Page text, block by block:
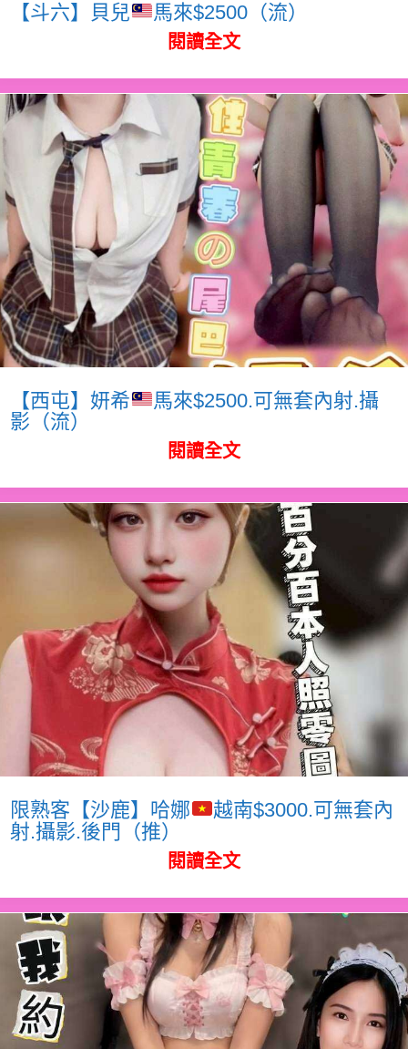
【斗六】貝兒 馬來$2500（流）
閱讀全文
【西屯】妍希
馬來$2500.可無套內射.攝
影（流）
閱讀全文
限熟客【沙鹿】哈娜
越南$3000.可無套內
射.攝影.後門（推）
閱讀全文